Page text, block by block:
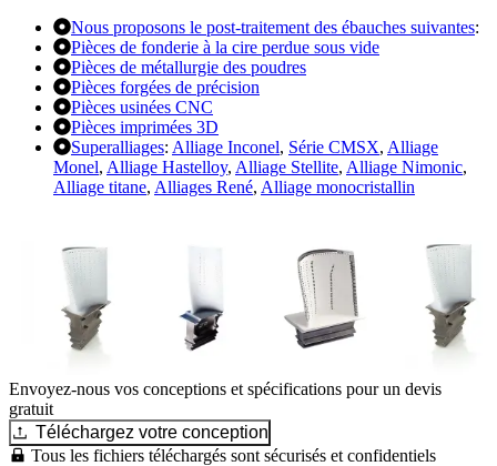
Nous proposons le post-traitement des ébauches suivantes:
Pièces de fonderie à la cire perdue sous vide
Pièces de métallurgie des poudres
Pièces forgées de précision
Pièces usinées CNC
Pièces imprimées 3D
Superalliages: Alliage Inconel, Série CMSX, Alliage
Monel, Alliage Hastelloy, Alliage Stellite, Alliage Nimonic,
Alliage titane, Alliages René, Alliage monocristallin
Envoyez-nous vos conceptions et spécifications pour un devis
gratuit
Téléchargez votre conception
Tous les fichiers téléchargés sont sécurisés et confidentiels